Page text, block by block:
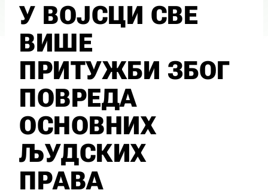
У ВОЈСЦИ СВЕ
ВИШЕ
ПРИТУЖБИ ЗБОГ
ПОВРЕДА
ОСНОВНИХ
ЉУДСКИХ
ПРАВА